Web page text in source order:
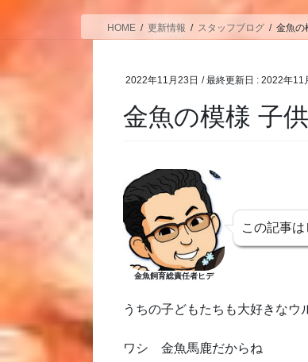
HOME 更新情報 スタッフブログ 金魚の
2022年11月23日 / 最終更新日 :2022年11
金魚の模様 子
金魚飼育総責任者ヒデ
この記事は
うちの子どもたちも大好きなウ
ワシ 金魚馬鹿だからね